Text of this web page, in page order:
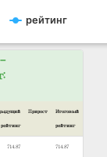
рейтинг
рейтинг
Прирост Итоговый
рейтинг
714.87 714.87